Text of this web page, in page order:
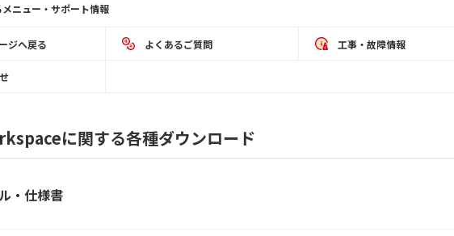
ニュー・サポート情報
ジへ戻る よくあるご質問 工事・故障情報
に関する各種ダウンロード
・仕様書